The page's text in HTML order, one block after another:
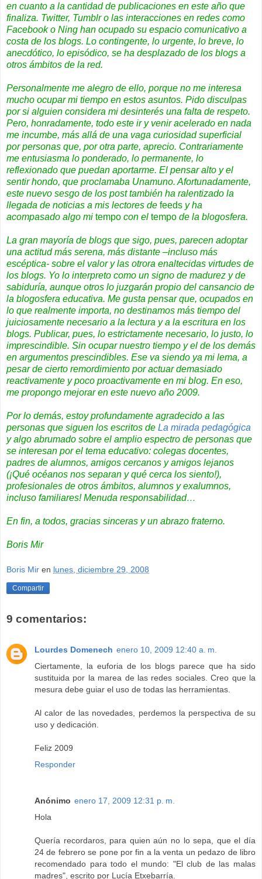
en cuanto a la cantidad de publicaciones en este año que
finaliza. Twitter, Tumblr o las interacciones en redes como
Facebook o Ning han ocupado su espacio comunicativo a
costa de los blogs. Lo contingente, lo urgente, lo breve, lo
anecdótico, lo episódico, se ha desplazado de los blogs a
otros ámbitos de la red.
Personalmente me alegro de ello, porque no me interesa
mucho ocupar mi tiempo en estos asuntos. Pido disculpas
por si alguien considera mi desinterés una falta de respeto.
Pero, honradamente, todo este ir y venir acelerado en nada
me incumbe, más allá de una vaga curiosidad superficial
por personas que, por otra parte, aprecio. Contrariamente
me entusiasma lo ponderado, lo permanente, lo
reflexionado que puedan aportarme. El pensar alto y el
sentir hondo, que proclamaba Unamuno. Afortunadamente,
este nuevo sesgo de los post también ha ralentizado la
llegada de noticias a mis lectores de feeds y ha
acompasado algo mi tempo con el tempo de la blogosfera.
La gran mayoría de blogs que sigo, pues, parecen adoptar
una actitud más serena, más distante –incluso más
escéptica- sobre el valor y las otrora enaltecidas virtudes de
los blogs. Yo lo interpreto como un signo de madurez y de
sabiduría, aunque otros lo juzgarán propio del cansancio de
la blogosfera educativa. Me gusta pensar que, ocupados en
lo que realmente importa, no destinamos más tiempo del
juiciosamente necesario a la lectura y a la escritura en los
blogs. Publicar, pues, lo estrictamente necesario, lo justo, lo
imprescindible. Sin ocupar nuestro tiempo y el de los demás
en argumentos prescindibles. Ese va siendo ya mi lema, a
pesar de cierto remordimiento por actuar demasiado
reactivamente y poco proactivamente en mi blog. En eso,
me propongo mejorar en este nuevo año 2009.
Por lo demás, estoy profundamente agradecido a las
personas que siguen los escritos de La mirada pedagógica
y algo abrumado sobre el amplio espectro de personas que
se interesan por el tema educativo: colegas docentes,
padres de alumnos, amigos cercanos y amigos lejanos
(¡Qué océanos nos separan y qué cerca los siento!),
profesionales de otros ámbitos, alumnos y exalumnos,
incluso familiares! Menuda responsabilidad…
En fin, a todos, gracias sinceras y un abrazo fraterno.
Boris Mir
Boris Mir en lunes, diciembre 29, 2008
Compartir
9 comentarios:
Lourdes Domenech enero 10, 2009 12:40 a. m.
Ciertamente, la euforia de los blogs parece que ha sido
sustituida por la marea de las redes sociales. Creo que la
mesura debe guiar el uso de todas las herramientas.
Al calor de las novedades, perdemos la perspectiva de su
uso y dedicación.
Feliz 2009
Responder
Anónimo enero 17, 2009 12:31 p. m.
Hola
Quería recordaros, para quien aún no lo sepa, que el día
24 de febrero se pone por fin a la venta un pedazo de libro
recomendado para todo el mundo: "El club de las malas
madres", escrito por Lucía Etxebarría.